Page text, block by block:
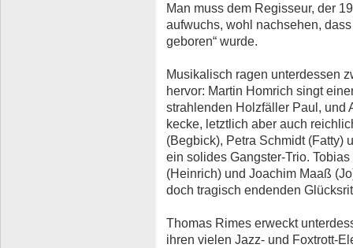
Man muss dem Regisseur, der
aufwuchs, wohl nachsehen,
geboren“ wurde.
Musikalisch ragen unterdessen
hervor: Martin Homrich singt
strahlenden Holzfäller Paul, und
kecke, letztlich aber auch
(Begbick), Petra Schmidt (Fatty)
ein solides Gangster-Trio.
(Heinrich) und Joachim Maaß
doch tragisch endenden
Thomas Rimes erweckt
ihren vielen Jazz- und Foxtrott-